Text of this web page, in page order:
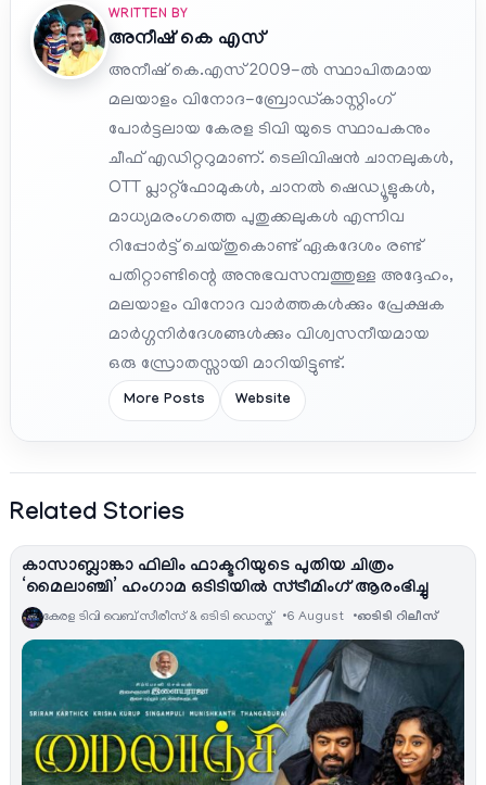
WRITTEN BY
അനീഷ്‌ കെ എസ്
അനീഷ് കെ.എസ് 2009-ൽ സ്ഥാപിതമായ
മലയാളം വിനോദ-ബ്രോഡ്കാസ്റ്റിംഗ്
പോർട്ടലായ കേരള ടിവി യുടെ സ്ഥാപകനും
ചീഫ് എഡിറ്ററുമാണ്. ടെലിവിഷൻ ചാനലുകൾ,
OTT പ്ലാറ്റ്‌ഫോമുകൾ, ചാനൽ ഷെഡ്യൂളുകൾ,
മാധ്യമരംഗത്തെ പുതുക്കലുകൾ എന്നിവ
റിപ്പോർട്ട് ചെയ്തുകൊണ്ട് ഏകദേശം രണ്ട്
പതിറ്റാണ്ടിന്റെ അനുഭവസമ്പത്തുള്ള അദ്ദേഹം,
മലയാളം വിനോദ വാർത്തകൾക്കും പ്രേക്ഷക
മാർഗ്ഗനിർദേശങ്ങൾക്കും വിശ്വസനീയമായ
ഒരു സ്രോതസ്സായി മാറിയിട്ടുണ്ട്.
More Posts Website
Related Stories
കാസാബ്ലാങ്കാ ഫിലിം ഫാക്ടറിയുടെ പുതിയ ചിത്രം
‘മൈലാഞ്ചി’ ഹംഗാമ ഒടിടിയിൽ സ്ട്രീമിംഗ് ആരംഭിച്ചു
കേരള ടിവി വെബ് സീരീസ് & ഒടിടി ഡെസ്ക് 6 August ഓടിടി റിലീസ്